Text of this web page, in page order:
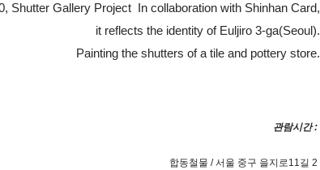
Shutter Gallery Project ​ In collaboration with Shinhan Card,
it reflects the identity of Euljiro 3-ga(Seoul).
Painting the shutters of a tile and pottery store.
관람시간 :
합동철물 / 서울 중구 을지로11길 2